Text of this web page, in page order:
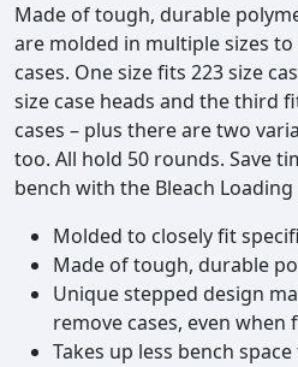
t
a
l
Made of tough, durable
are molded in multiple sizes
cases. One size fits 223 size
size case heads and the third
cases – plus there are two
too. All hold 50 rounds. Save
bench with the Bleach Loading
Molded to closely fit
Made of tough, durable
Unique stepped design
remove cases, even when
Takes up less bench